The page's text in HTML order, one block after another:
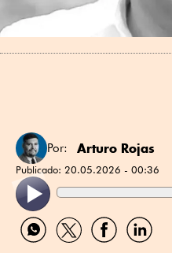
Por: Arturo Rojas
Publicado: 20.05.2026 - 00:36
Compartir
por
Compartir
por
Compartir
por
Compartir
por